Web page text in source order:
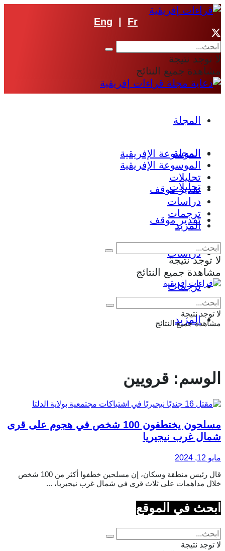
Eng Fr
لا توجد نتيجة
مشاهدة جميع النتائج
المجلة
الموسوعة الإفريقية
تحليلات
تقدير موقف
دراسات
ترجمات
المزيد
المجلة
الموسوعة الإفريقية
تحليلات
تقدير موقف
دراسات
ترجمات
المزيد
لا توجد نتيجة
مشاهدة جميع النتائج
لا توجد نتيجة
مشاهدة جميع النتائج
الوسم: قرويين
مسلحون يختطفون 100 شخص في هجوم على قرى
شمال غرب نيجيريا
مايو 12, 2024
قال رئيس منطقة وسكان، إن مسلحين خطفوا أكثر من 100 شخص
خلال مداهمات على ثلاث قرى في شمال غرب نيجيريا، ...
ابحث في الموقع
لا توجد نتيجة